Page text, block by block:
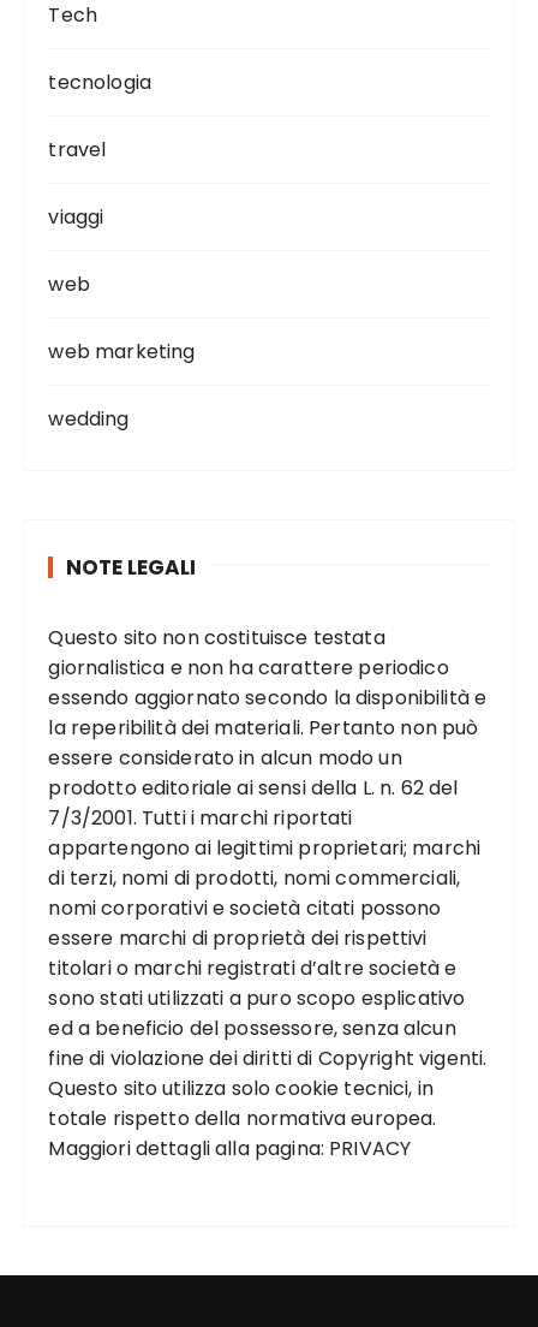
Tech
tecnologia
travel
viaggi
web
web marketing
wedding
NOTE LEGALI
Questo sito non costituisce testata
giornalistica e non ha carattere periodico
essendo aggiornato secondo la disponibilità e
la reperibilità dei materiali. Pertanto non può
essere considerato in alcun modo un
prodotto editoriale ai sensi della L. n. 62 del
7/3/2001. Tutti i marchi riportati
appartengono ai legittimi proprietari; marchi
di terzi, nomi di prodotti, nomi commerciali,
nomi corporativi e società citati possono
essere marchi di proprietà dei rispettivi
titolari o marchi registrati d’altre società e
sono stati utilizzati a puro scopo esplicativo
ed a beneficio del possessore, senza alcun
fine di violazione dei diritti di Copyright vigenti.
Questo sito utilizza solo cookie tecnici, in
totale rispetto della normativa europea.
Maggiori dettagli alla pagina: PRIVACY